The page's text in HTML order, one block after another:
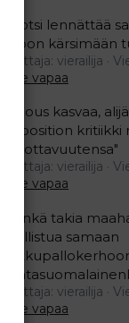
Ruotsi lennättää
Viroon kärsimään
Aloittaja: vierailija
Aihe vapaa
"Talous kasvaa,
opposition
uskottavuutensa"
Aloittaja: vierailija
Aihe vapaa
”Minkä takia
osallistua samaan
Aloittaja: vierailija
Aihe vapaa